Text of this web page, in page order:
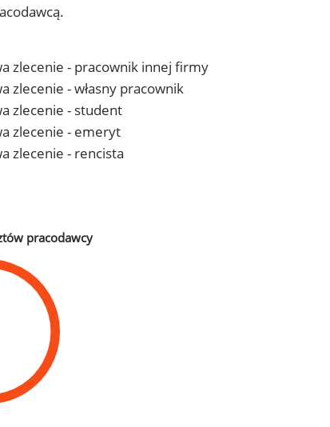
zlecenie - pracownik innej firmy
zlecenie - własny pracownik
zlecenie - student
zlecenie - emeryt
zlecenie - rencista
pracodawcy